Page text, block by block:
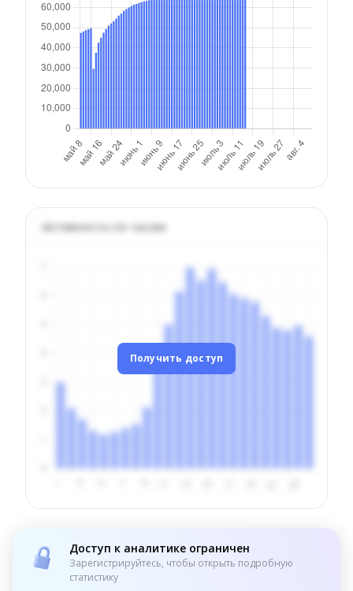
Активность по часам
Получить доступ
Доступ к аналитике ограничен
Зарегистрируйтесь, чтобы открыть подробную
статистику